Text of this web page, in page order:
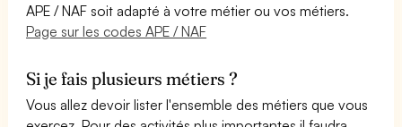
APE / NAF soit adapté à votre métier ou vos métiers.
Page sur les codes APE / NAF
Si je fais plusieurs métiers ?
Vous allez devoir lister l'ensemble des métiers que vous